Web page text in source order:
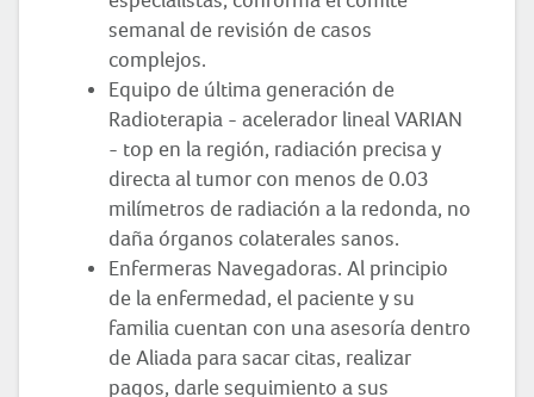
semanal de revisión de casos
complejos.
Equipo de última generación de
Radioterapia - acelerador lineal VARIAN
- top en la región, radiación precisa y
directa al tumor con menos de 0.03
milímetros de radiación a la redonda, no
daña órganos colaterales sanos.
Enfermeras Navegadoras. Al principio
de la enfermedad, el paciente y su
familia cuentan con una asesoría dentro
de Aliada para sacar citas, realizar
pagos, darle seguimiento a sus